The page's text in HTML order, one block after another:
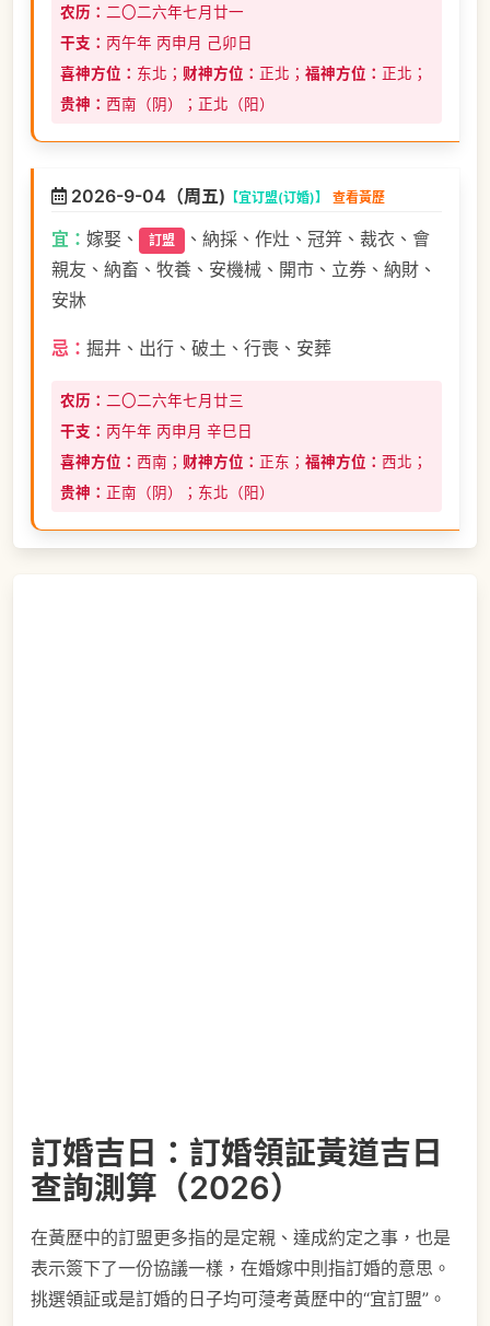
农历： 二〇二六年七月廿一
干支： 丙午年 丙申月 己卯日
喜神方位： 东北； 财神方位： 正北； 福神方位： 正北；
贵神： 西南（阴）；正北（阳）
2026-9-04（周五) 【宜订盟(订婚)】 查看黃歷
宜： 嫁娶、 訂盟
、納採、作灶、冠笄、裁衣、會
親友、納畜、牧養、安機械、開市、立券、納財、
安牀
忌： 掘井、出行、破土、行喪、安葬
农历： 二〇二六年七月廿三
干支： 丙午年 丙申月 辛巳日
喜神方位： 西南； 财神方位： 正东； 福神方位： 西北；
贵神： 正南（阴）；东北（阳）
訂婚吉日：訂婚領証黃道吉日
查詢測算（2026）
在黃歷中的訂盟更多指的是定親、達成約定之事，也是
表示簽下了一份協議一樣，在婚嫁中則指訂婚的意思。
挑選領証或是訂婚的日子均可蓡考黃歷中的“宜訂盟”。